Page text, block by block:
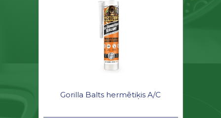
Gorilla Balts hermētiķis A/C